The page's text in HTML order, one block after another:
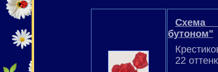
Схема
бутоном"
22